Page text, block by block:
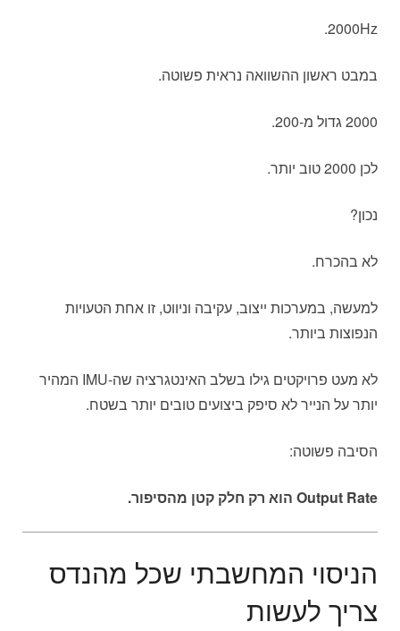
2000Hz.
במבט ראשון ההשוואה נראית פשוטה.
2000 גדול מ-200.
לכן 2000 טוב יותר.
נכון?
לא בהכרח.
למעשה, במערכות ייצוב, עקיבה וניווט, זו אחת הטעויות
הנפוצות ביותר.
לא מעט פרויקטים גילו בשלב האינטגרציה שה-IMU המהיר
יותר על הנייר לא סיפק ביצועים טובים יותר בשטח.
הסיבה פשוטה:
Output Rate הוא רק חלק קטן מהסיפור.
הניסוי המחשבתי שכל מהנדס
צריך לעשות